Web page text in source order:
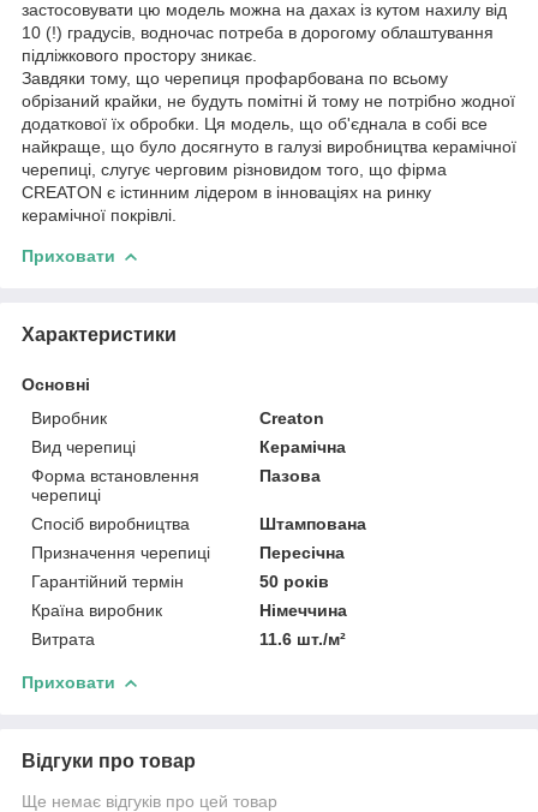
застосовувати цю модель можна на дахах із кутом нахилу від
10 (!) градусів, водночас потреба в дорогому облаштування
підліжкового простору зникає.
Завдяки тому, що черепиця профарбована по всьому
обрізаний крайки, не будуть помітні й тому не потрібно жодної
додаткової їх обробки. Ця модель, що об'єднала в собі все
найкраще, що було досягнуто в галузі виробництва керамічної
черепиці, слугує черговим різновидом того, що фірма
CREATON є істинним лідером в інноваціях на ринку
керамічної покрівлі.
Приховати
Характеристики
Основні
Виробник
Creaton
Вид черепиці
Керамічна
Форма встановлення
черепиці
Пазова
Спосіб виробництва
Штампована
Призначення черепиці
Пересічна
Гарантійний термін
50 років
Країна виробник
Німеччина
Витрата
11.6 шт./м²
Приховати
Відгуки про товар
Ще немає відгуків про цей товар